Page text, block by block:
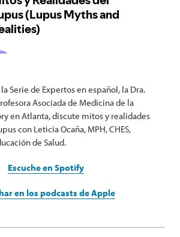
Serie de Expertos en español, la Dra.
Asociada de Medicina de la
en Atlanta, discute mitos y realidades
con Leticia Ocaña, MPH, CHES,
de Salud.
Escuche en Spotify
en los podcasts de Apple